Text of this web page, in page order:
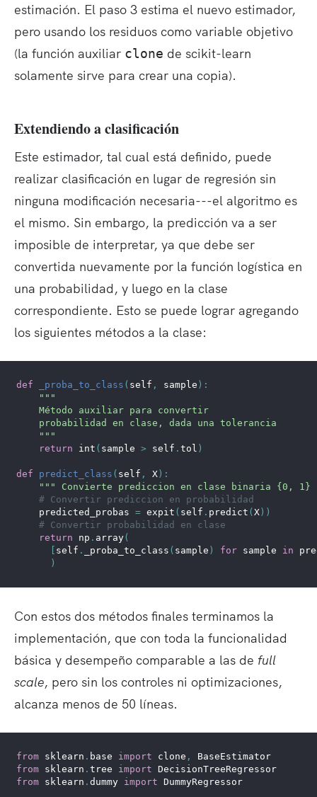
F
_
1
a
F
_
2
+
..
.
estimación. El paso 3 estima el nuevo estimador,
pero usando los residuos como variable objetivo
(la función auxiliar clone de scikit-learn
solamente sirve para crear una copia).
Extendiendo a clasificación
Este estimador, tal cual está definido, puede
realizar clasificación en lugar de regresión sin
ninguna modificación necesaria---el algoritmo es
el mismo. Sin embargo, la predicción va a ser
imposible de interpretar, ya que debe ser
convertida nuevamente por la función logística en
una probabilidad, y luego en la clase
correspondiente. Esto se puede lograr agregando
los siguientes métodos a la clase:
def _proba_to_class ( self , sample ) :
"""
    Método auxiliar para convertir
    probabilidad en clase, dada una tolerancia
    """
return
int ( sample > self . tol )
def predict_class ( self , X ) :
""" Convierte prediccion en clase binaria {0,
# Convertir prediccion en probabilidad
    predicted_probas
= expit ( self . predict ( X ) )
# Convertir probabilidad en clase
return np . array(
self . _proba_to_class ( sample ) for sample in
)
Con estos dos métodos finales terminamos la
implementación, que con toda la funcionalidad
básica y desempeño comparable a las de full
scale, pero sin los controles ni optimizaciones,
alcanza menos de 50 líneas.
from sklearn . base import clone ,
BaseEstimator
from sklearn . tree import DecisionTreeRegressor
from sklearn . dummy import DummyRegressor